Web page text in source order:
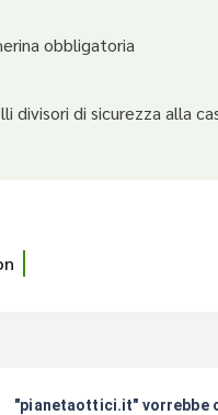
obbligatoria
divisori di sicurezza alla